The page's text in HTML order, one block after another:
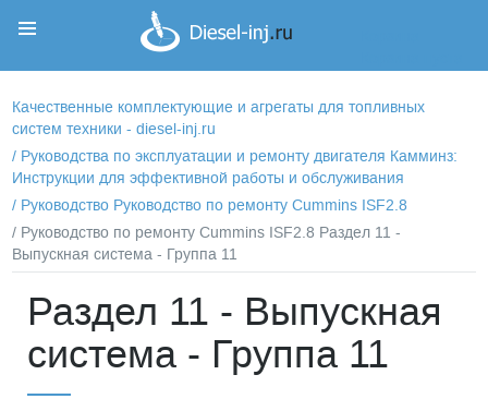
Качественные комплектующие и агрегаты для топливных
систем техники - diesel-inj.ru
/ Руководства по эксплуатации и ремонту двигателя Камминз:
Инструкции для эффективной работы и обслуживания
/ Руководство Руководство по ремонту Cummins ISF2.8
/ Руководство по ремонту Cummins ISF2.8 Раздел 11 -
Выпускная система - Группа 11
Раздел 11 - Выпускная
система - Группа 11